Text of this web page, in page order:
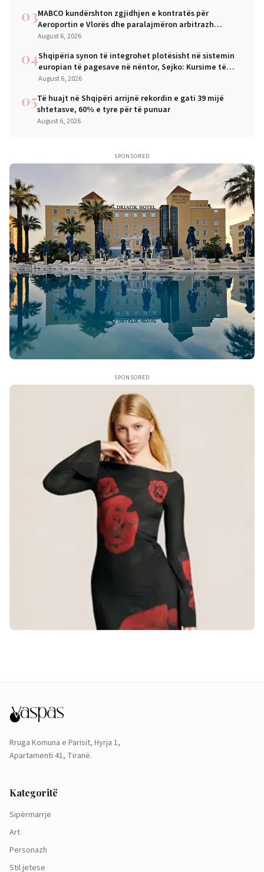
03MABCO kundërshton zgjidhjen e kontratës për
Aeroportin e Vlorës dhe paralajmëron arbitrazh
ndërkombëtar
August 6, 2026
04Shqipëria synon të integrohet plotësisht në sistemin
europian të pagesave në nëntor, Sejko: Kursime të
mëdha për qytetarët dhe bizneset
August 6, 2026
05Të huajt në Shqipëri arrijnë rekordin e gati 39 mijë
shtetasve, 60% e tyre për të punuar
August 6, 2026
SPONSORED
SPONSORED
Rruga Komuna e Parisit, Hyrja 1,
Apartamenti 41, Tiranë.
Kategoritë
Sipërmarrje
Art
Personazh
Stil jetese